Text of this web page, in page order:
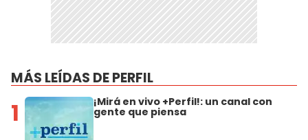
MÁS LEÍDAS DE PERFIL
1 ¡Mirá en vivo +Perfil!: un canal con
gente que piensa